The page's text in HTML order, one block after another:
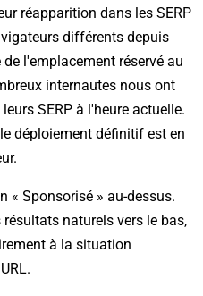
réapparition dans les SERP
différents depuis
l'emplacement réservé au
internautes nous ont
SERP à l'heure actuelle.
déploiement définitif est en
« Sponsorisé » au-dessus.
naturels vers le bas,
à la situation